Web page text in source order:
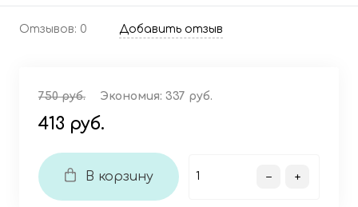
Отзывов: 0 Добавить отзыв
750 руб. Экономия: 337 руб.
413 руб.
В корзину